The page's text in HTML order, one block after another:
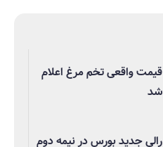
قیمت واقعی تخم مرغ اعلام
شد
رالی جدید بورس در نیمه دوم